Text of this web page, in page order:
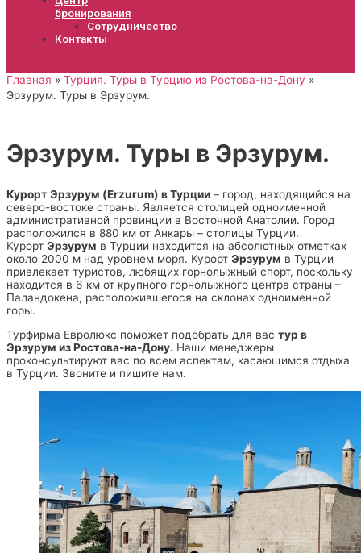
бронирования
Сотрудничество
Контакты
Главная
Турция. Туры в Турцию из Ростова-на-Дону
Эрзурум. Туры в Эрзурум.
Эрзурум. Туры в Эрзурум.
Курорт Эрзурум (Erzurum) в Турции – город, находящийся на
северо-востоке страны. Является столицей одноименной
административной провинции в Восточной Анатолии. Город
расположился в 880 км от Анкары – столицы Турции.
Курорт Эрзурум в Турции находится на абсолютных отметках
около 2000 м над уровнем моря. Курорт Эрзурум в Турции
привлекает туристов, любящих горнолыжный спорт, поскольку
находится в 6 км от крупного горнолыжного центра страны –
Паландокена, расположившегося на склонах одноименной
горы.
Турфирма Евролюкс поможет подобрать для вас тур в
Эрзурум из Ростова-на-Дону. Наши менеджеры
проконсультируют вас по всем аспектам, касающимся отдыха
в Турции. Звоните и пишите нам.